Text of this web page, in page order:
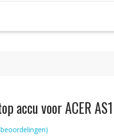
accu voor ACER